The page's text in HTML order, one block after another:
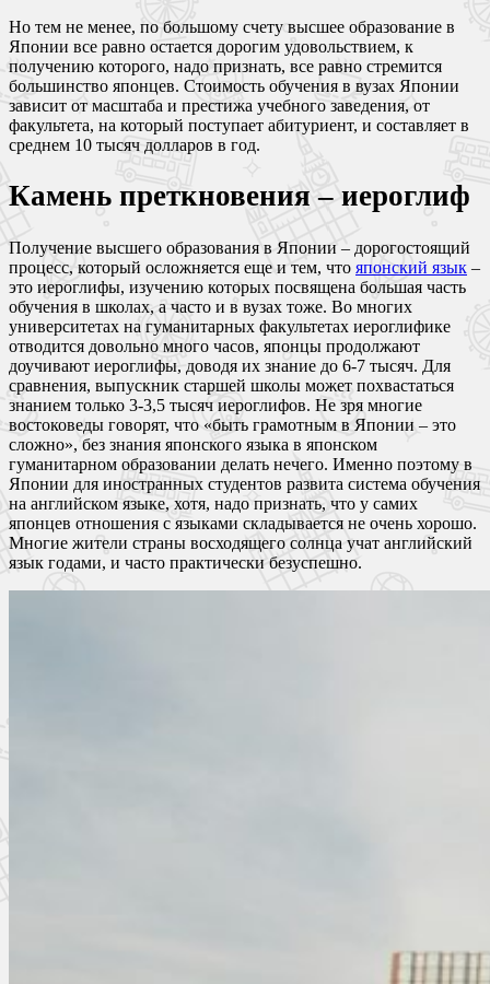
Но тем не менее, по большому счету высшее образование в
Японии все равно остается дорогим удовольствием, к
получению которого, надо признать, все равно стремится
большинство японцев. Стоимость обучения в вузах Японии
зависит от масштаба и престижа учебного заведения, от
факультета, на который поступает абитуриент, и составляет в
среднем 10 тысяч долларов в год.
Камень преткновения – иероглиф
Получение высшего образования в Японии – дорогостоящий
процесс, который осложняется еще и тем, что японский язык –
это иероглифы, изучению которых посвящена большая часть
обучения в школах, а часто и в вузах тоже. Во многих
университетах на гуманитарных факультетах иероглифике
отводится довольно много часов, японцы продолжают
доучивают иероглифы, доводя их знание до 6-7 тысяч. Для
сравнения, выпускник старшей школы может похвастаться
знанием только 3-3,5 тысяч иероглифов. Не зря многие
востоковеды говорят, что «быть грамотным в Японии ‒ это
сложно», без знания японского языка в японском
гуманитарном образовании делать нечего. Именно поэтому в
Японии для иностранных студентов развита система обучения
на английском языке, хотя, надо признать, что у самих
японцев отношения с языками складывается не очень хорошо.
Многие жители страны восходящего солнца учат английский
язык годами, и часто практически безуспешно.